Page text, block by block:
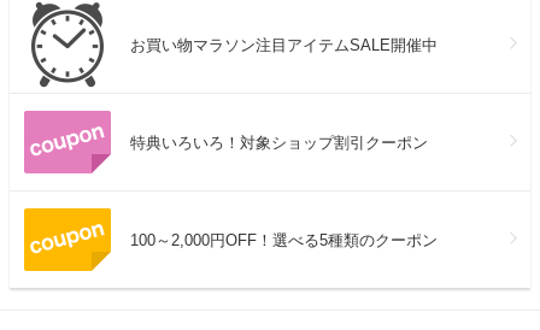
お買い物マラソン注目アイテムSALE開催中
特典いろいろ！対象ショップ割引クーポン
100～2,000円OFF！選べる5種類のクーポン